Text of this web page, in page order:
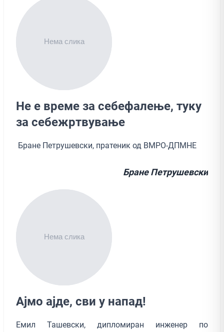
Не е време за себефалење, туку
за себежртвување
Бране Петрушевски, пратеник од ВМРО-ДПМНЕ
Бране Петрушевски
Ајмо ајде, сви у напад!
Емил Ташевски, дипломиран инженер по